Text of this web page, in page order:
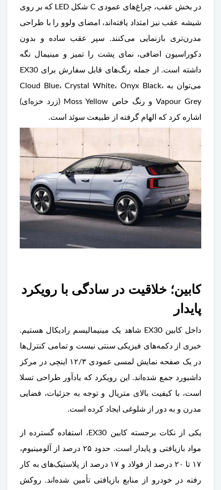
در بخش عقب، چراغ‌های عمودی C شکل LED که بر روی
شیشه عقب نیز امتداد یافته‌اند، امضای ولوو را با طراحی
مدرن‌تری بازنمایی می‌کنند. سپر عقب ساده و بدون
دکوراسیون اضافی، نمای پشت را تمیز و مینیمال نگه
داشته است. از جمله رنگ‌های قابل سفارش برای EX30
می‌توان به Cloud Blue، Crystal White، Onyx Black،
Vapour Grey و رنگ خاص Moss Yellow (زرد خزه‌ای)
اشاره کرد که الهام گرفته از طبیعت سوئد است.
کابین؛ خلاقیت در سادگی با رویکرد
پایدار
داخل کابین EX30 شاهد یک مینیمالیسم رادیکال هستیم.
خبری از دکمه‌های فیزیکی سنتی نیست و تمامی کنترل‌ها
در یک صفحه نمایش لمسی عمودی ۱۲/۳ اینچی در مرکز
داشبورد جمع شده‌اند. این رویکرد که یادآور طراحی تسلا
است، با کیفیت بالای متریال و توجه به جزئیات، فضایی
مدرن و به دور از شلوغی ایجاد کرده است.
یکی از نکات برجسته کابین EX30، استفاده گسترده از
مواد بازیافتی و پایدار است. حدود ۲۵ درصد از آلومینیوم،
۱۷ تا ۲۰ درصد از فولاد و ۱۷ درصد از پلاستیک‌های به کار
رفته در خودرو از منابع بازیافتی تأمین شده‌اند. روکش